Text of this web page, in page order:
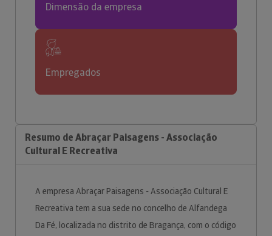
Dimensão da empresa
Empregados
Resumo de Abraçar Paisagens - Associação
Cultural E Recreativa
A empresa Abraçar Paisagens - Associação Cultural E
Recreativa tem a sua sede no concelho de Alfandega
Da Fé, localizada no distrito de Bragança, com o código